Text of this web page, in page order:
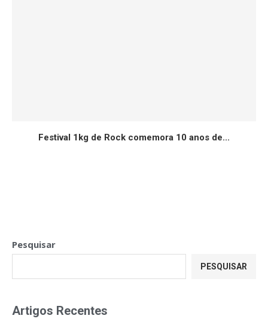
Festival 1kg de Rock comemora 10 anos de...
Pesquisar
PESQUISAR
Artigos Recentes